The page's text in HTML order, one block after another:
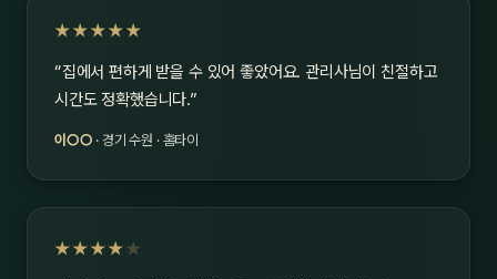
★★★★★
“집에서 편하게 받을 수 있어 좋았어요. 관리사님이 친절하고
시간도 정확했습니다.”
이○○ · 경기 수원 · 홈타이
★★★★ ★